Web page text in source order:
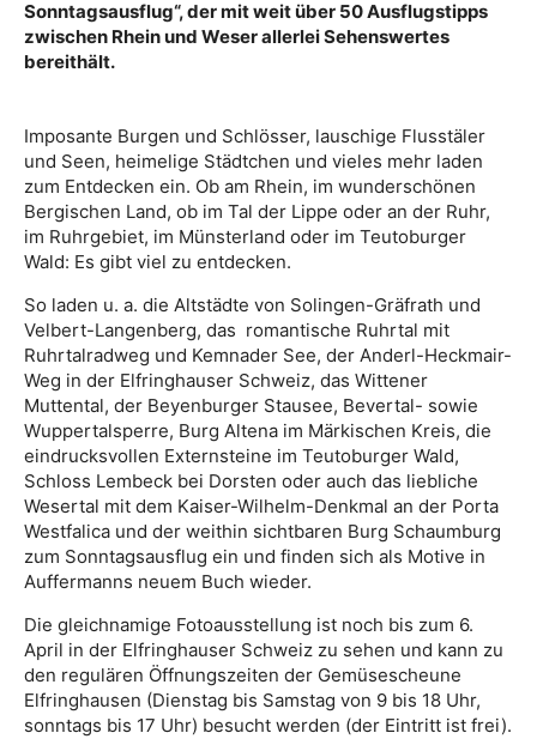
Sonntagsausflug“, der mit weitüber 50 Ausflugstipps
zwischen Rhein und Weser allerlei Sehenswertes
bereithält.
Imposante Burgen und Schlösser, lauschige Flusstäler
und Seen, heimelige Städtchen und vieles mehr laden
zum Entdecken ein. Ob am Rhein, im wunderschönen
Bergischen Land, ob im Tal der Lippe oder an der Ruhr,
im Ruhrgebiet, im Münsterland oder im Teutoburger
Wald: Es gibt viel zu entdecken.
So laden u. a. die Altstädte von Solingen-Gräfrath und
Velbert-Langenberg, das romantische Ruhrtal mit
Ruhrtalradweg und Kemnader See, der Anderl-Heckmair-
Weg in der Elfringhauser Schweiz, das Wittener
Muttental, der Beyenburger Stausee, Bevertal- sowie
Wuppertalsperre, Burg Altena im Märkischen Kreis, die
eindrucksvollen Externsteine im Teutoburger Wald,
Schloss Lembeck bei Dorsten oder auch das liebliche
Wesertal mit dem Kaiser-Wilhelm-Denkmal an der Porta
Westfalica und der weithin sichtbaren Burg Schaumburg
zum Sonntagsausflug ein und finden sich als Motive in
Auffermanns neuem Buch wieder.
Die gleichnamige Fotoausstellung ist noch bis zum 6.
April in der Elfringhauser Schweiz zu sehen und kann zu
den regulären Öffnungszeiten der Gemüsescheune
Elfringhausen (Dienstag bis Samstag von 9 bis 18 Uhr,
sonntags bis 17 Uhr) besucht werden (der Eintritt ist frei).